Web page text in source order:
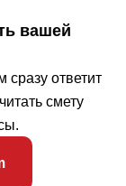
вашей
ответит
смету